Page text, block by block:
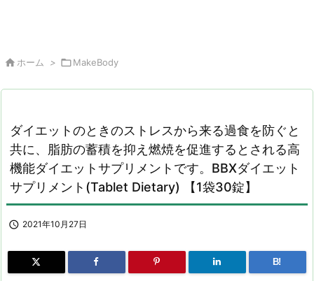
 ホーム > MakeBody
ダイエットのときのストレスから来る過食を防ぐと
共に、脂肪の蓄積を抑え燃焼を促進するとされる高
機能ダイエットサプリメントです。BBXダイエット
サプリメント(Tablet Dietary) 【1袋30錠】
 2021年10月27日
B!